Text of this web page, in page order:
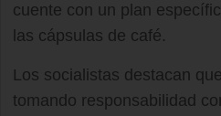
cuente con un plan
las cápsulas de café.
Los socialistas destacan
tomando responsabilidad